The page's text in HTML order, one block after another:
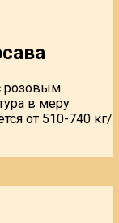
розовым
в меру
от 510-740 кг/